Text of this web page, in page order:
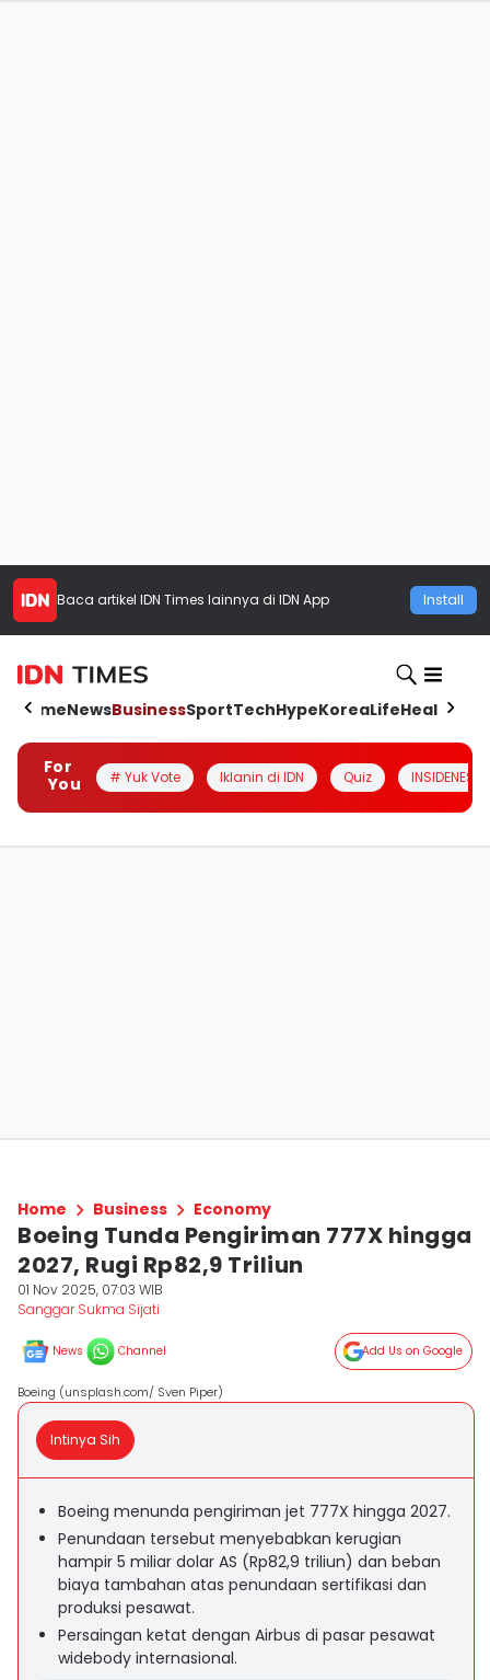
Baca artikel IDN Times lainnya di IDN App Install
HomeNewsBusinessSportTechHypeKoreaLifeHealth
For
You
# Yuk Vote Iklanin di IDN Quiz INSIDENESIA
Home Business Economy
Boeing Tunda Pengiriman 777X hingga
2027, Rugi Rp82,9 Triliun
01 Nov 2025, 07:03 WIB
Sanggar Sukma Sijati
News Channel Add Us on Google
Boeing (unsplash.com/ Sven Piper)
Intinya Sih
Boeing menunda pengiriman jet 777X hingga 2027.
Penundaan tersebut menyebabkan kerugian
hampir 5 miliar dolar AS (Rp82,9 triliun) dan beban
biaya tambahan atas penundaan sertifikasi dan
produksi pesawat.
Persaingan ketat dengan Airbus di pasar pesawat
widebody internasional.